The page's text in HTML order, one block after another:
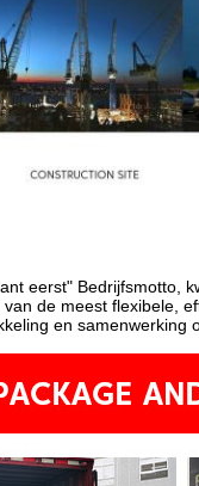
eerst" Bedrijfsmotto,
de meest flexibele,
en samenwerking